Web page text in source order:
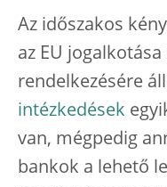
Az időszakos
az EU
rendelkezésére
intézkedések
van, mégpedig
bankok a lehető